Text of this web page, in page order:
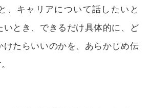
、キャリアについて話したいと
いとき、できるだけ具体的に、ど
けたらいいのかを、あらかじめ伝